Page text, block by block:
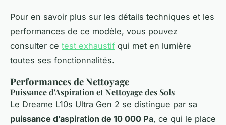
Pour en savoir plus sur les détails techniques et les
performances de ce modèle, vous pouvez
consulter ce test exhaustif qui met en lumière
toutes ses fonctionnalités.
Performances de Nettoyage
Puissance d'Aspiration et Nettoyage des Sols
Le Dreame L10s Ultra Gen 2 se distingue par sa
puissance d’aspiration de 10 000 Pa, ce qui le place